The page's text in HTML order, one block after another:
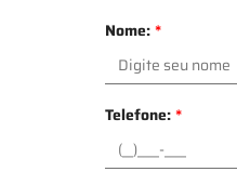
Nome:*
Telefone:*